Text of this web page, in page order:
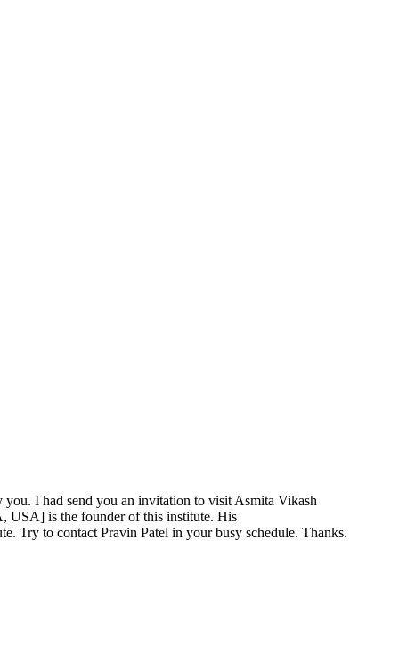
I had send you an invitation to visit Asmita Vikash
USA] is the founder of this institute. His
Try to contact Pravin Patel in your busy schedule. Thanks.